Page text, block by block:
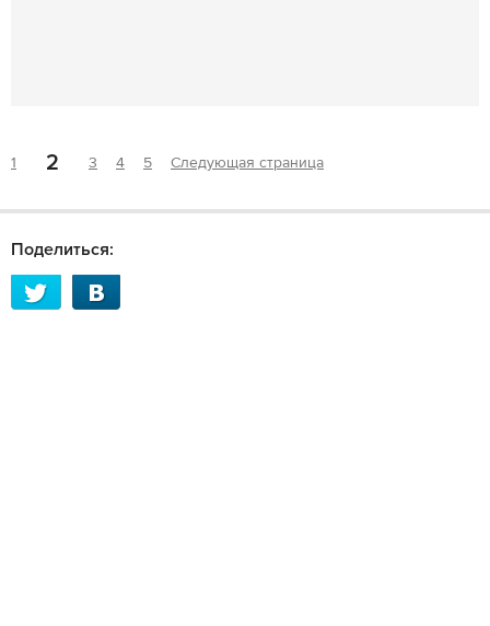
1 2 3 4 5 Следующая страница
Поделиться: